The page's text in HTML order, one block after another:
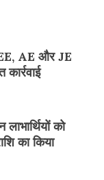
AE और JE
को
का किया